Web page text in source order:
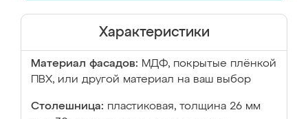
Характеристики
Материал фасадов: МДФ, покрытые плёнкой
ПВХ, или другой материал на ваш выбор
Столешница: пластиковая, толщина 26 мм